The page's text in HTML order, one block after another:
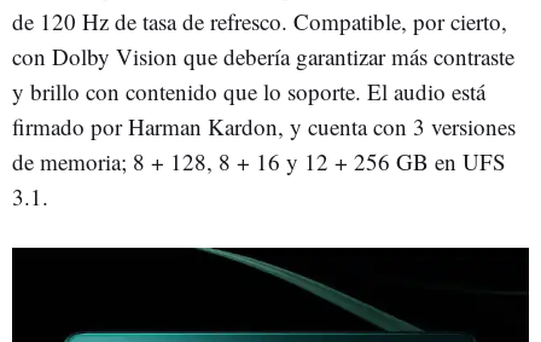
de 120 Hz de tasa de refresco. Compatible, por cierto,
con Dolby Vision que debería garantizar más contraste
y brillo con contenido que lo soporte. El audio está
firmado por Harman Kardon, y cuenta con 3 versiones
de memoria; 8 + 128, 8 + 16 y 12 + 256 GB en UFS
3.1.